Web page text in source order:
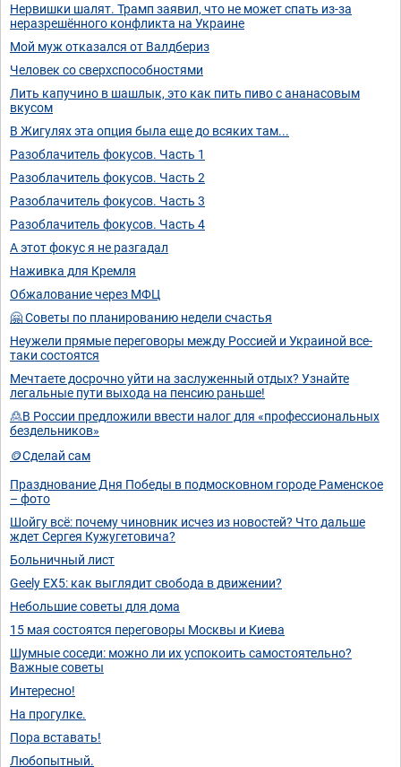
Нервишки шалят. Трамп заявил, что не может спать из-за
неразрешённого конфликта на Украине
Мой муж отказался от Валдбериз
Человек со сверхспособностями
Лить капучино в шашлык, это как пить пиво с ананасовым
вкусом
В Жигулях эта опция была еще до всяких там...
Разоблачитель фокусов. Часть 1
Разоблачитель фокусов. Часть 2
Разоблачитель фокусов. Часть 3
Разоблачитель фокусов. Часть 4
А этот фокус я не разгадал
Наживка для Кремля
Обжалование через МФЦ
🤗 Советы по планированию недели счастья
Неужели прямые переговоры между Россией и Украиной все-
таки состоятся
Мечтаете досрочно уйти на заслуженный отдых? Узнайте
легальные пути выхода на пенсию раньше!
🙎В России предложили ввести налог для «профессиональных
бездельников»
🪙Сделай сам
Празднование Дня Победы в подмосковном городе Раменское
– фото
Шойгу всё: почему чиновник исчез из новостей? Что дальше
ждет Сергея Кужугетовича?
Больничный лист
Geely EX5: как выглядит свобода в движении?
Небольшие советы для дома
15 мая состоятся переговоры Москвы и Киева
Шумные соседи: можно ли их успокоить самостоятельно?
Важные советы
Интересно!
На прогулке.
Пора вставать!
Любопытный.